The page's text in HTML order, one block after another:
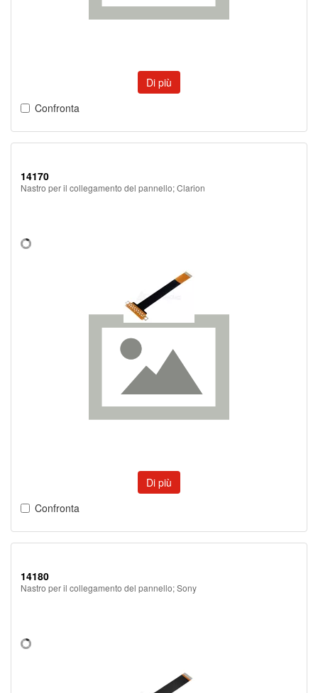
Di più
Confronta
14170
Nastro per il collegamento del pannello; Clarion
Di più
Confronta
14180
Nastro per il collegamento del pannello; Sony